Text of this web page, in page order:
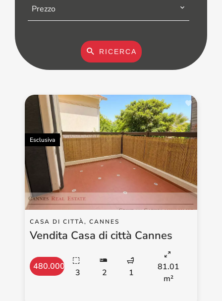
Prezzo
RICERCA
CASA DI CITTÀ, CANNES
Vendita Casa di città Cannes
480.000 €
3 2 1
81.01
m²
Esclusiva